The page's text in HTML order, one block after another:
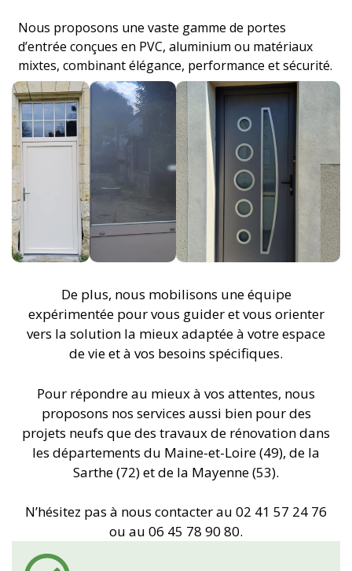
Nous proposons une vaste gamme de portes
d’entrée conçues en PVC, aluminium ou matériaux
mixtes, combinant élégance, performance et sécurité.
De plus, nous mobilisons une équipe
expérimentée pour vous guider et vous orienter
vers la solution la mieux adaptée à votre espace
de vie et à vos besoins spécifiques.
Pour répondre au mieux à vos attentes, nous
proposons nos services aussi bien pour des
projets neufs que des travaux de rénovation dans
les départements du Maine-et-Loire (49), de la
Sarthe (72) et de la Mayenne (53).
N’hésitez pas à nous contacter au 02 41 57 24 76
ou au 06 45 78 90 80.